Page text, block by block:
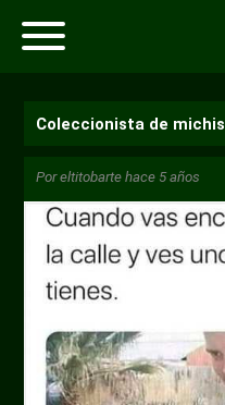
Coleccionista de michis
Poreltitobarte hace 5 años